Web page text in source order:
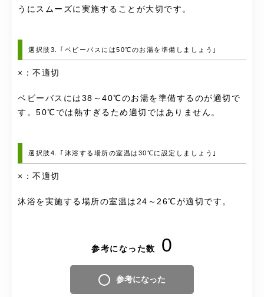
うにスムーズに実施することが大切です。
選択肢3. ｢ベビーバスには50℃のお湯を準備しましょう｣
×：不適切
ベビーバスには38～40℃のお湯を準備するのが適切で
す。50℃では熱すぎるため適切ではありません。
選択肢4. ｢沐浴する場所の室温は30℃に設定しましょう｣
×：不適切
沐浴を実施する場所の室温は24～26℃が適切です。
参考になった数 0
参考になった